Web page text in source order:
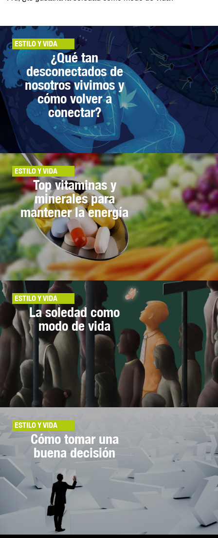
ESTILO Y VIDA
¿Qué tan
desconectados de
nosotros vivimos y
cómo volver a
conectar?
ESTILO Y VIDA
Top vitaminas y
minerales para
mantener la energía
ESTILO Y VIDA
La soledad como
modo de vida
ESTILO Y VIDA
Cómo tomar una
buena decisión